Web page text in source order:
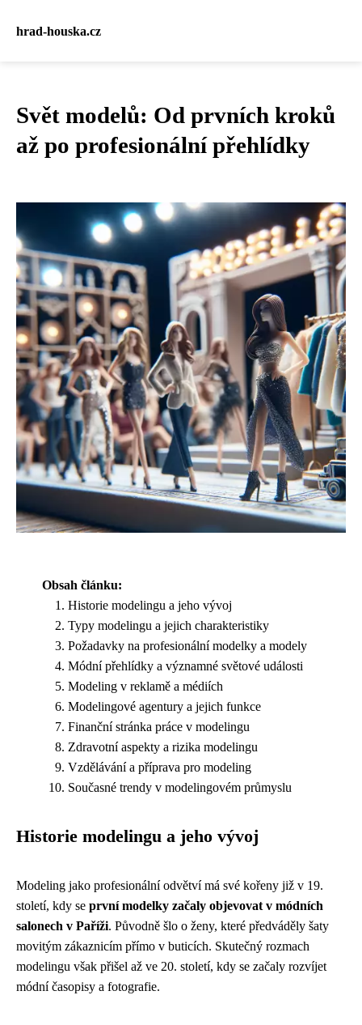
hrad-houska.cz
Svět modelů: Od prvních kroků
až po profesionální přehlídky
Obsah článku:
Historie modelingu a jeho vývoj
Typy modelingu a jejich charakteristiky
Požadavky na profesionální modelky a modely
Módní přehlídky a významné světové události
Modeling v reklamě a médiích
Modelingové agentury a jejich funkce
Finanční stránka práce v modelingu
Zdravotní aspekty a rizika modelingu
Vzdělávání a příprava pro modeling
Současné trendy v modelingovém průmyslu
Historie modelingu a jeho vývoj
Modeling jako profesionální odvětví má své kořeny již v 19.
století, kdy se první modelky začaly objevovat v módních
salonech v Paříži. Původně šlo o ženy, které předváděly šaty
movitým zákaznicím přímo v buticích. Skutečný rozmach
modelingu však přišel až ve 20. století, kdy se začaly rozvíjet
módní časopisy a fotografie.